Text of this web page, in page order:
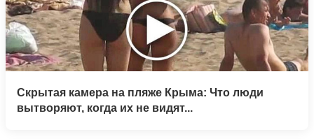
Скрытая камера на пляже Крыма: Что люди
вытворяют, когда их не видят...